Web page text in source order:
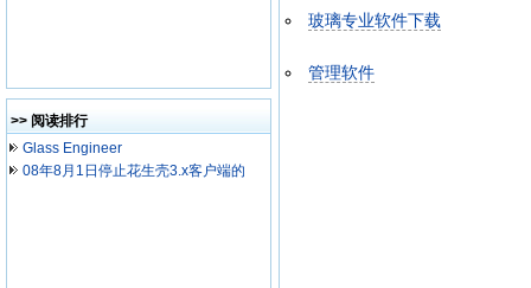
>> 阅读排行
Glass Engineer
08年8月1日停止花生壳3.x客户端的
玻璃专业软件下载
管理软件